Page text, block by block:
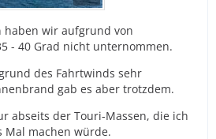
haben wir aufgrund von
- 40 Grad nicht unternommen.
des Fahrtwinds sehr
gab es aber trotzdem.
abseits der Touri-Massen, die ich
Mal machen würde.